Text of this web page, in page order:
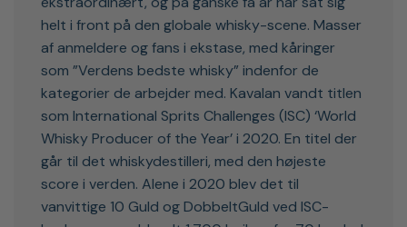
helt i front på den globale whisky-scene. Masser
af anmeldere og fans i ekstase, med kåringer
som ”Verdens bedste whisky” indenfor de
kategorier de arbejder med. Kavalan vandt titlen
som International Sprits Challenges (ISC) ‘World
Whisky Producer of the Year’ i 2020. En titel der
går til det whiskydestilleri, med den højeste
score i verden. Alene i 2020 blev det til
vanvittige 10 Guld og DobbeltGuld ved ISC-